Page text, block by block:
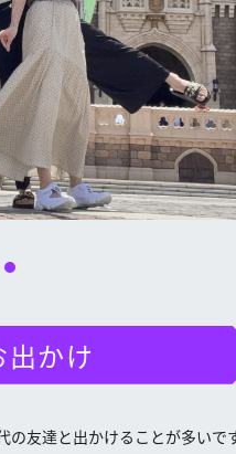
かけ
の友達と出かけることが多いで